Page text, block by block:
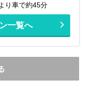
り車で約45分
一覧へ